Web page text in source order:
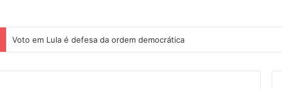
Nota de solidariedade ao povo venezuelano